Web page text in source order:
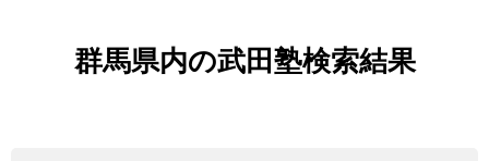
群馬県内の武田塾検索結果